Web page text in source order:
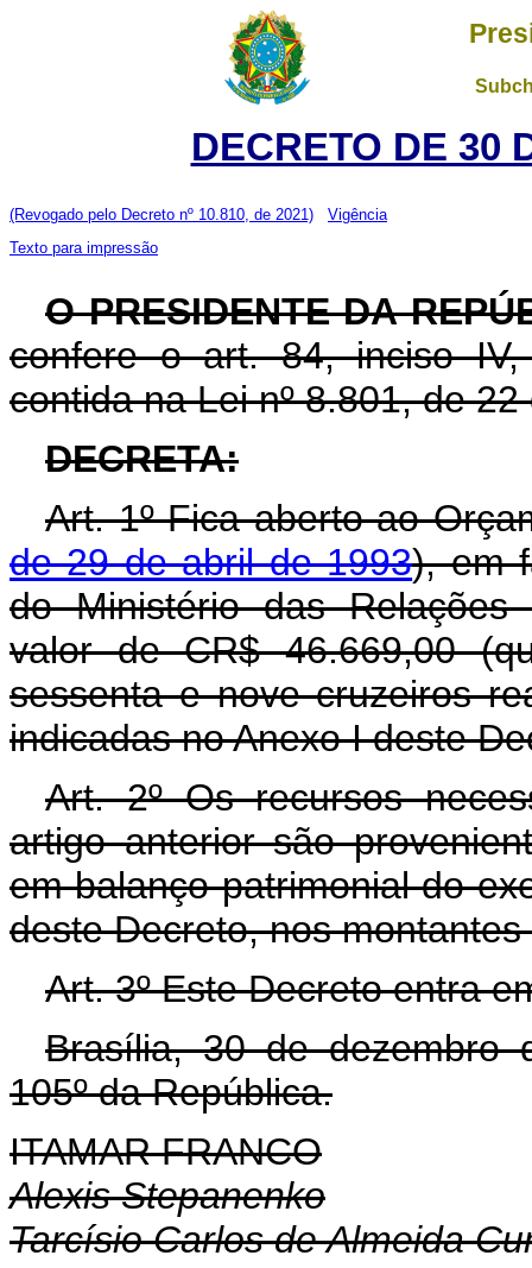
DECRETO DE 30
(Revogado pelo Decreto nº 10.810, de 2021)
Vigência
Texto para impressão
O PRESIDENTE DA
confere o art. 84, inciso
contida na Lei nº 8.801, de
DECRETA:
Art. 1º Fica aberto ao
de 29 de abril de 1993), em
do Ministério das Relações
valor de CR$ 46.669,00
sessenta e nove cruzeiros
indicadas no Anexo I deste
Art. 2º Os recursos
artigo anterior são
em balanço patrimonial do
deste Decreto, nos
Art. 3º Este Decreto entra
Brasília, 30 de dezembro
105º da República.
ITAMAR FRANCO
Alexis Stepanenko
Tarcísio Carlos de Almeida